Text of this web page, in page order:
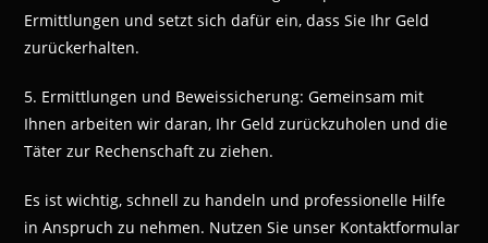
Ermittlungen und setzt sich dafür ein, dass Sie Ihr Geld
zurückerhalten.
5. Ermittlungen und Beweissicherung: Gemeinsam mit
Ihnen arbeiten wir daran, Ihr Geld zurückzuholen und die
Täter zur Rechenschaft zu ziehen.
Es ist wichtig, schnell zu handeln und professionelle Hilfe
in Anspruch zu nehmen. Nutzen Sie unser Kontaktformular